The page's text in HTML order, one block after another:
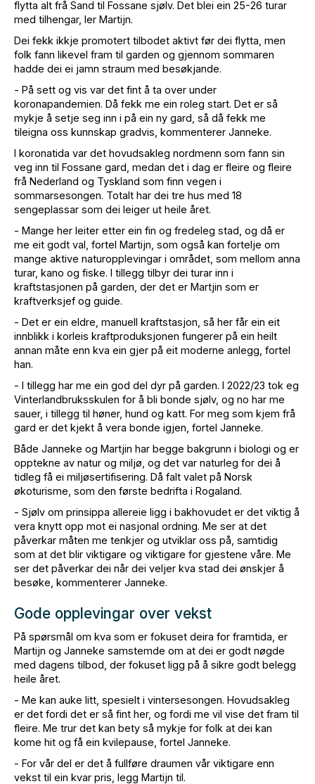
flytta alt frå Sand til Fossane sjølv. Det blei ein 25-26 turar
med tilhengar, ler Martijn.
Dei fekk ikkje promotert tilbodet aktivt før dei flytta, men
folk fann likevel fram til garden og gjennom sommaren
hadde dei ei jamn straum med besøkjande.
- På sett og vis var det fint å ta over under
koronapandemien. Då fekk me ein roleg start. Det er så
mykje å setje seg inn i på ein ny gard, så då fekk me
tileigna oss kunnskap gradvis, kommenterer Janneke.
I koronatida var det hovudsakleg nordmenn som fann sin
veg inn til Fossane gard, medan det i dag er fleire og fleire
frå Nederland og Tyskland som finn vegen i
sommarsesongen. Totalt har dei tre hus med 18
sengeplassar som dei leiger ut heile året.
- Mange her leiter etter ein fin og fredeleg stad, og då er
me eit godt val, fortel Martijn, som også kan fortelje om
mange aktive naturopplevingar i området, som mellom anna
turar, kano og fiske. I tillegg tilbyr dei turar inn i
kraftstasjonen på garden, der det er Martjin som er
kraftverksjef og guide.
- Det er ein eldre, manuell kraftstasjon, så her får ein eit
innblikk i korleis kraftproduksjonen fungerer på ein heilt
annan måte enn kva ein gjer på eit moderne anlegg, fortel
han.
- I tillegg har me ein god del dyr på garden. I 2022/23 tok eg
Vinterlandbruksskulen for å bli bonde sjølv, og no har me
sauer, i tillegg til høner, hund og katt. For meg som kjem frå
gard er det kjekt å vera bonde igjen, fortel Janneke.
Både Janneke og Martjin har begge bakgrunn i biologi og er
opptekne av natur og miljø, og det var naturleg for dei å
tidleg få ei miljøsertifisering. Då falt valet på Norsk
økoturisme, som den første bedrifta i Rogaland.
- Sjølv om prinsippa allereie ligg i bakhovudet er det viktig å
vera knytt opp mot ei nasjonal ordning. Me ser at det
påverkar måten me tenkjer og utviklar oss på, samtidig
som at det blir viktigare og viktigare for gjestene våre. Me
ser det påverkar dei når dei veljer kva stad dei ønskjer å
besøke, kommenterer Janneke.
Gode opplevingar over vekst
På spørsmål om kva som er fokuset deira for framtida, er
Martijn og Janneke samstemde om at dei er godt nøgde
med dagens tilbod, der fokuset ligg på å sikre godt belegg
heile året.
- Me kan auke litt, spesielt i vintersesongen. Hovudsakleg
er det fordi det er så fint her, og fordi me vil vise det fram til
fleire. Me trur det kan bety så mykje for folk at dei kan
kome hit og få ein kvilepause, fortel Janneke.
- For vår del er det å fullføre draumen vår viktigare enn
vekst til ein kvar pris, legg Martijn til.